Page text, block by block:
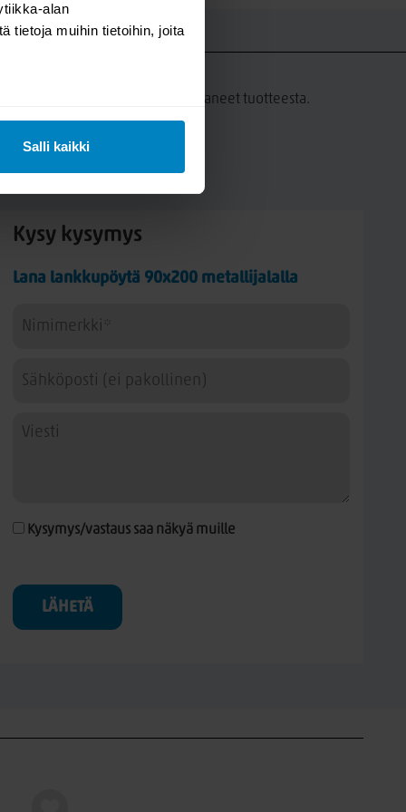
alan
tietoja muihin tietoihin, joita
Salli kaikki
tuotteen ostaneet ovat antaneet tuotteesta.
Kysy kysymys
Lana lankkupöytä 90x200 metallijalalla
Kysymys/vastaus saa näkyä muille
LÄHETÄ